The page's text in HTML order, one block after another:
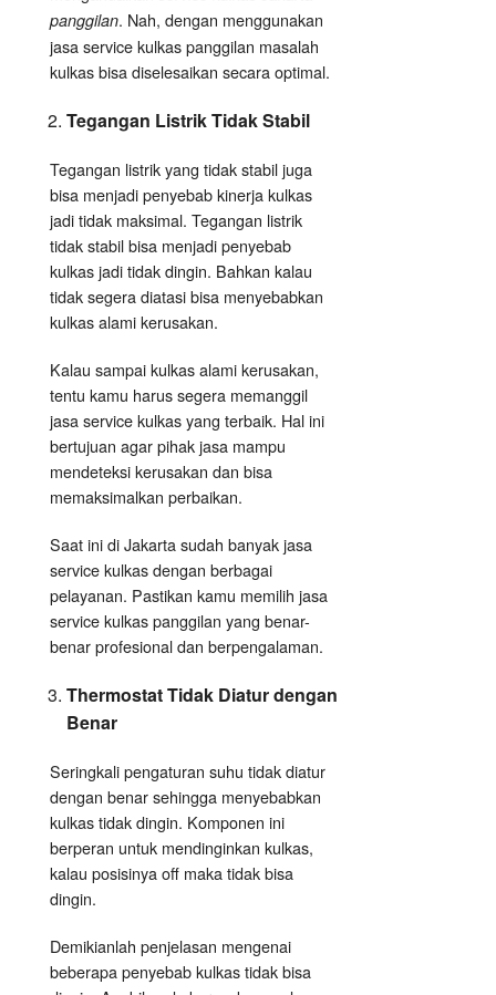
panggilan. Nah, dengan menggunakan
jasa service kulkas panggilan masalah
kulkas bisa diselesaikan secara optimal.
Tegangan Listrik Tidak Stabil
Tegangan listrik yang tidak stabil juga
bisa menjadi penyebab kinerja kulkas
jadi tidak maksimal. Tegangan listrik
tidak stabil bisa menjadi penyebab
kulkas jadi tidak dingin. Bahkan kalau
tidak segera diatasi bisa menyebabkan
kulkas alami kerusakan.
Kalau sampai kulkas alami kerusakan,
tentu kamu harus segera memanggil
jasa service kulkas yang terbaik. Hal ini
bertujuan agar pihak jasa mampu
mendeteksi kerusakan dan bisa
memaksimalkan perbaikan.
Saat ini di Jakarta sudah banyak jasa
service kulkas dengan berbagai
pelayanan. Pastikan kamu memilih jasa
service kulkas panggilan yang benar-
benar profesional dan berpengalaman.
Thermostat Tidak Diatur dengan
Benar
Seringkali pengaturan suhu tidak diatur
dengan benar sehingga menyebabkan
kulkas tidak dingin. Komponen ini
berperan untuk mendinginkan kulkas,
kalau posisinya off maka tidak bisa
dingin.
Demikianlah penjelasan mengenai
beberapa penyebab kulkas tidak bisa